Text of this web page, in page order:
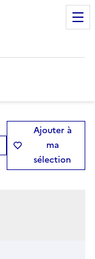
Ajouter à
ma
sélection